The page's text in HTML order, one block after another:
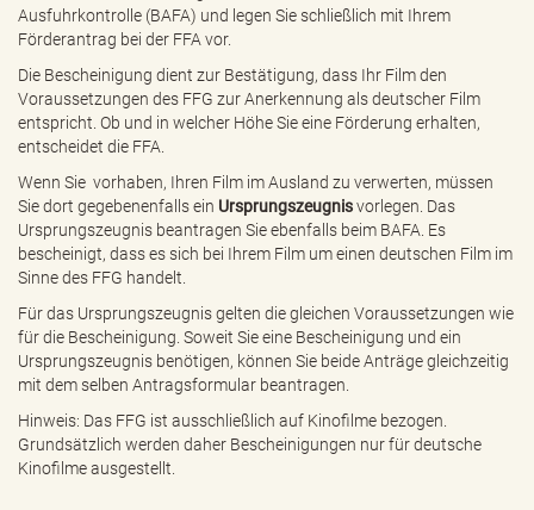
Ausfuhrkontrolle (BAFA) und legen Sie schließlich mit Ihrem
Förderantrag bei der FFA vor.
Die Bescheinigung dient zur Bestätigung, dass Ihr Film den
Voraussetzungen des FFG zur Anerkennung als deutscher Film
entspricht. Ob und in welcher Höhe Sie eine Förderung erhalten,
entscheidet die FFA.
Wenn Sie vorhaben, Ihren Film im Ausland zu verwerten, müssen
Sie dort gegebenenfalls ein Ursprungszeugnisvorlegen. Das
Ursprungszeugnis beantragen Sie ebenfalls beim BAFA. Es
bescheinigt, dass es sich bei Ihrem Film um einen deutschen Film im
Sinne des FFG handelt.
Für das Ursprungszeugnis gelten die gleichen Voraussetzungen wie
für die Bescheinigung. Soweit Sie eine Bescheinigung und ein
Ursprungszeugnis benötigen, können Sie beide Anträge gleichzeitig
mit dem selben Antragsformular beantragen.
Hinweis: Das FFG ist ausschließlich auf Kinofilme bezogen.
Grundsätzlich werden daher Bescheinigungen nur für deutsche
Kinofilme ausgestellt.